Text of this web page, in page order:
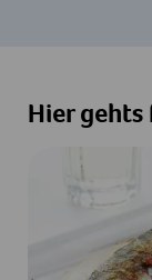
Hier